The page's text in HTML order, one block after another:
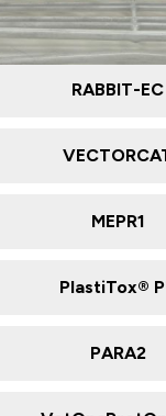
RABBIT-EC
MEPR1
PlastiTox®
PARA2